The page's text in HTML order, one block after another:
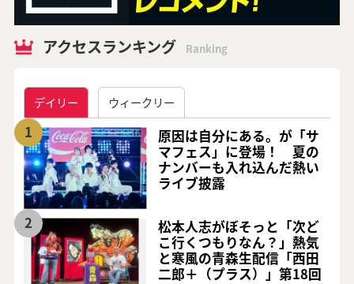
アクセスランキング Ranking
デイリー ウィークリー
1
原因は自分にある。が「サ
マフェス」に登場！ 夏の
ナンバーも入れ込んだ熱い
ライブ披露
2
松本人志がぼそっと「次ど
こ行くつもりなん？」熱気
と寒風の青森生配信「西田
二郎＋（プラス）」第18回